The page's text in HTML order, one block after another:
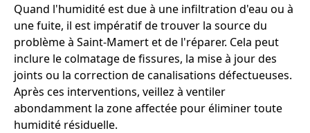
Quand l'humidité est due à une infiltration d'eau ou à
une fuite, il est impératif de trouver la source du
problème à Saint-Mamert et de l'réparer. Cela peut
inclure le colmatage de fissures, la mise à jour des
joints ou la correction de canalisations défectueuses.
Après ces interventions, veillez à ventiler
abondamment la zone affectée pour éliminer toute
humidité résiduelle.